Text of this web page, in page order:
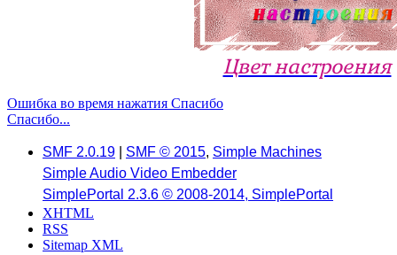
Цвет настроения
Ошибка во время нажатия Спасибо
Спасибо...
SMF 2.0.19 SMF © 2015, Simple Machines
Simple Audio Video Embedder
SimplePortal 2.3.6 © 2008-2014, SimplePortal
XHTML
RSS
Sitemap XML